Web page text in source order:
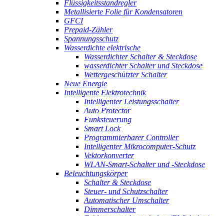
Flüssigkeitsstandregler
Metallisierte Folie für Kondensatoren
GFCI
Prepaid-Zähler
Spannungsschutz
Wasserdichte elektrische
Wasserdichter Schalter & Steckdose
wasserdichter Schalter und Steckdose
Wettergeschützter Schalter
Neue Energie
Intelligente Elektrotechnik
Intelligenter Leistungsschalter
Auto Protector
Funksteuerung
Smart Lock
Programmierbarer Controller
Intelligenter Mikrocomputer-Schutz
Vektorkonverter
WLAN-Smart-Schalter und -Steckdose
Beleuchtungskörper
Schalter & Steckdose
Steuer- und Schutzschalter
Automatischer Umschalter
Dimmerschalter